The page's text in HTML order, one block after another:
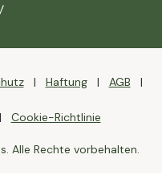
Haftung AGB
Cookie-Richtlinie
Alle Rechte vorbehalten.